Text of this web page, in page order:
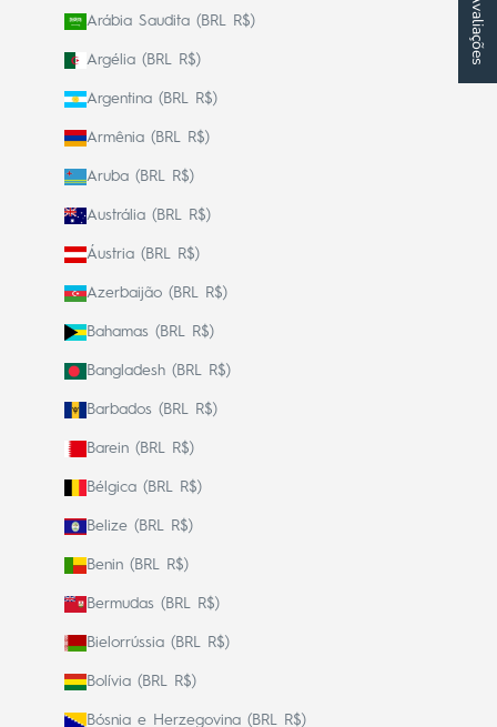
Arábia Saudita (BRL R$)
Argélia (BRL R$)
Argentina (BRL R$)
Armênia (BRL R$)
Aruba (BRL R$)
Austrália (BRL R$)
Áustria (BRL R$)
Azerbaijão (BRL R$)
Bahamas (BRL R$)
Bangladesh (BRL R$)
Barbados (BRL R$)
Barein (BRL R$)
Bélgica (BRL R$)
Belize (BRL R$)
Benin (BRL R$)
Bermudas (BRL R$)
Bielorrússia (BRL R$)
Bolívia (BRL R$)
Bósnia e Herzegovina (BRL R$)
★ Avaliações